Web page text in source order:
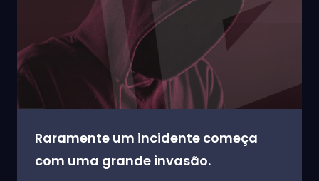
Raramente um incidente começa
com uma grande invasão.